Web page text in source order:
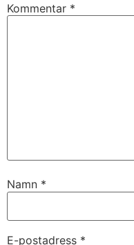
Kommentar *
Namn *
E-postadress *